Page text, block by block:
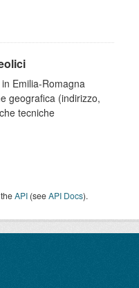
Emilia-Romagna
geografica (indirizzo,
tecniche
API (seeAPI Docs).